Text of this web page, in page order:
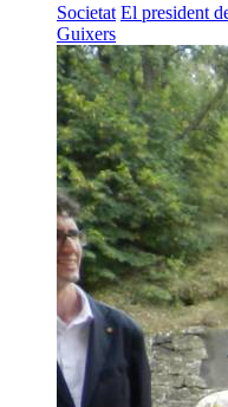
Societat El president
Guixers